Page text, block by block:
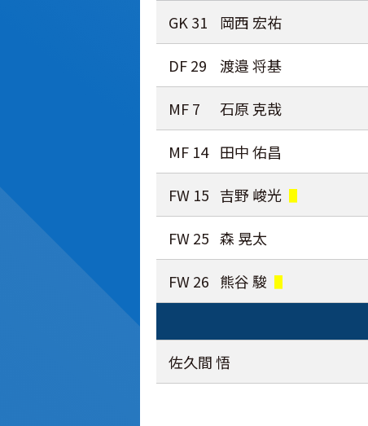
GK 31 岡西 宏祐
DF 29 渡邉 将基
MF 7 石原 克哉
MF 14 田中 佑昌
FW 15 吉野 峻光
FW 25 森 晃太
FW 26 熊谷 駿
佐久間 悟